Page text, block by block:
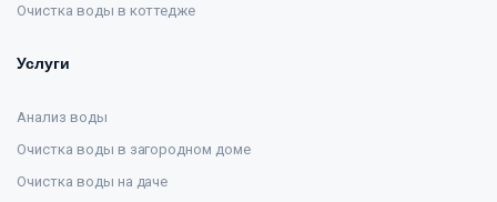
Очистка воды в коттедже
Услуги
Анализ воды
Очистка воды в загородном доме
Очистка воды на даче